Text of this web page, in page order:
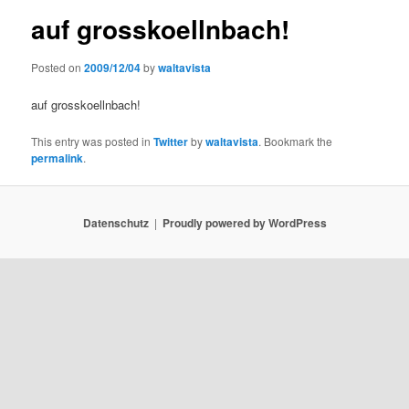
auf grosskoellnbach!
Posted on2009/12/04bywaltavista
auf grosskoellnbach!
This entry was posted inTwitterbywaltavista. Bookmark the
permalink.
Datenschutz Proudly powered by WordPress